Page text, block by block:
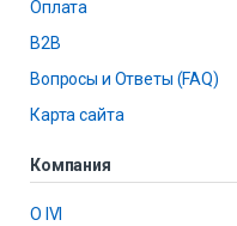
Оплата
B2B
Вопросы и Ответы (FAQ)
Карта сайта
Компания
О IVI